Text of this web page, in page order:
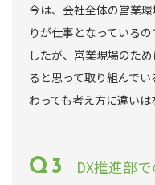
今は、会社全体の営業
りが仕事となっている
したが、営業現場のた
ると思って取り組んで
わっても考え方に違いは
DX推進部